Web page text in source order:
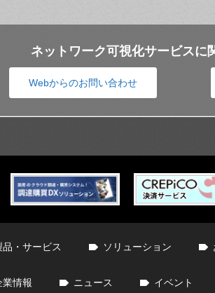
ネットワーク可視化サービスに
Webからのお問い合わせ
品・サービス ソリューション
業情報 ニュース イベント